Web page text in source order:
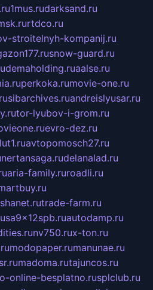
1mus.rudarksand.ru
rtdco.ru
stroitelnyh-kompanij.ru
snow-guard.ru
demaholding.ruaalse.ru
perkoka.rumovie-one.ru
sibarchives.ruandreislyusar.ru
tor-lyubov-i-grom.ru
evro-dez.ru
avtopomosch27.ru
nertansaga.rudelanalad.ru
aria-family.ruroadli.ru
trade-farm.ru
autodamp.ru
nv750.rux-ton.ru
modopaper.rumanunae.ru
madoma.rutajuncos.ru
online-besplatno.rusplclub.ru